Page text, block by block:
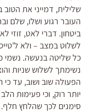
שלילית, דמייני את
העובר רגוע ושלו, שלם
ביטחון. דברי לאט,
לשלוט במצב – ולא
כל שליטה בנעשה. נשמי
נשימתך לשלוש שניות
הפעולה שוב ושוב, עד
יותר רוק, וכי פעימות
סימנים לכך שהלחץ חלף.